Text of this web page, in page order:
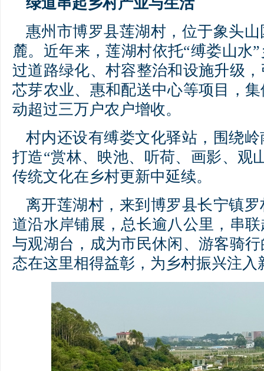
惠州市博罗县莲湖村，位于象头
麓。近年来，莲湖村依托“缚娄山水
过道路绿化、村容整治和设施升级
芯芽农业、惠和配送中心等项目，
动超过三万户农户增收。
村内还设有缚娄文化驿站，围绕
打造“赏林、映池、听荷、画影、观
传统文化在乡村更新中延续。
离开莲湖村，来到博罗县长宁镇
道沿水岸铺展，总长逾八公里，串
与观湖台，成为市民休闲、游客骑
态在这里相得益彰，为乡村振兴注入